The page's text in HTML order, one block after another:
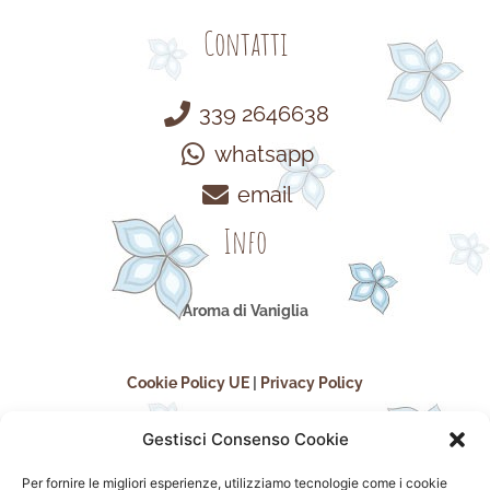
Gestisci Consenso Cookie
Per fornire le migliori esperienze, utilizziamo tecnologie come i cookie
Contatti
339 2646638
whatsapp
email
Info
Aroma di Vaniglia
Cookie Policy UE Privacy Policy